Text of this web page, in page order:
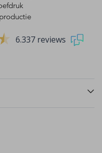
6.337 reviews